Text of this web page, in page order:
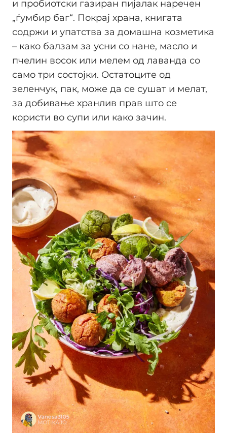
и пробиотски газиран пијалак наречен
„ѓумбир баг“. Покрај храна, книгата
содржи и упатства за домашна козметика
– како балзам за усни со нане, масло и
пчелин восок или мелем од лаванда со
само три состојки. Остатоците од
зеленчук, пак, може да се сушат и мелат,
за добивање хранлив прав што се
користи во супи или како зачин.